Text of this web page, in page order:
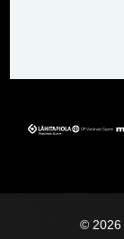
© 2026